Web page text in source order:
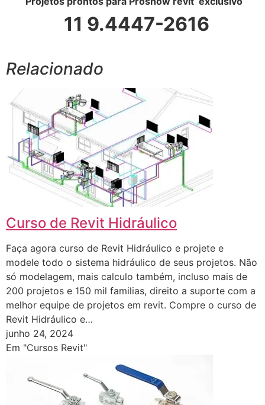
11 9.4447-2616
Relacionado
Curso de Revit Hidráulico
Faça agora curso de Revit Hidráulico e projete e
modele todo o sistema hidráulico de seus projetos. Não
só modelagem, mais calculo também, incluso mais de
200 projetos e 150 mil familias, direito a suporte com a
melhor equipe de projetos em revit. Compre o curso de
Revit Hidráulico e…
junho 24, 2024
Em "Cursos Revit"